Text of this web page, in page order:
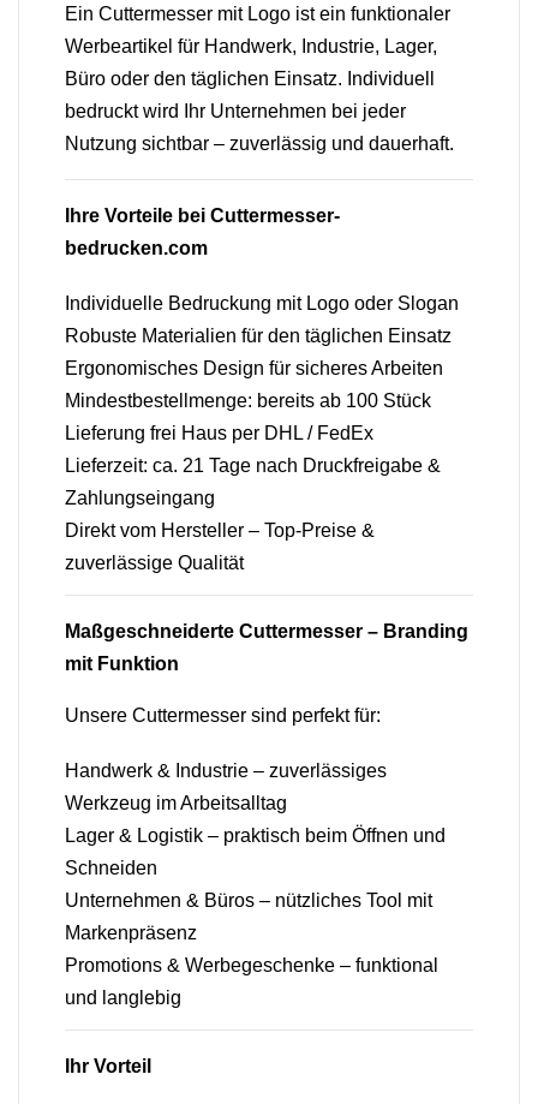
Ein Cuttermesser mit Logo ist ein funktionaler
Werbeartikel für Handwerk, Industrie, Lager,
Büro oder den täglichen Einsatz. Individuell
bedruckt wird Ihr Unternehmen bei jeder
Nutzung sichtbar – zuverlässig und dauerhaft.
Ihre Vorteile bei Cuttermesser-
bedrucken.com
Individuelle Bedruckung mit Logo oder Slogan
Robuste Materialien für den täglichen Einsatz
Ergonomisches Design für sicheres Arbeiten
Mindestbestellmenge: bereits ab 100 Stück
Lieferung frei Haus per DHL / FedEx
Lieferzeit: ca. 21 Tage nach Druckfreigabe &
Zahlungseingang
Direkt vom Hersteller – Top-Preise &
zuverlässige Qualität
Maßgeschneiderte Cuttermesser – Branding
mit Funktion
Unsere Cuttermesser sind perfekt für:
Handwerk & Industrie – zuverlässiges
Werkzeug im Arbeitsalltag
Lager & Logistik – praktisch beim Öffnen und
Schneiden
Unternehmen & Büros – nützliches Tool mit
Markenpräsenz
Promotions & Werbegeschenke – funktional
und langlebig
Ihr Vorteil